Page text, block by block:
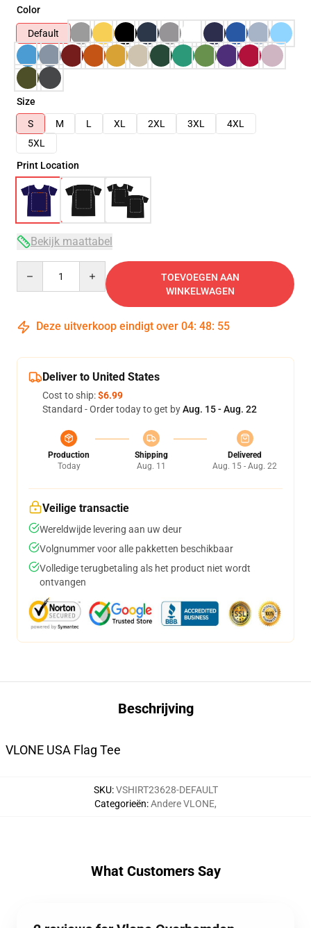
Color
Default
Size
S
M L XL 2XL 3XL
4XL
5XL
Print Location
Bekijk maattabel
TOEVOEGEN AAN
WINKELWAGEN
Deze uitverkoop eindigt over 04: 48: 54
Deliver to United States
Cost to ship:$6.99
Standard - Order today to get byAug. 15 - Aug. 22
Production
Today
Shipping
Aug. 11
Delivered
Aug. 15 - Aug. 22
Veilige transactie
Wereldwijde levering aan uw deur
Volgnummer voor alle pakketten beschikbaar
Volledige terugbetaling als het product niet wordt
ontvangen
Beschrijving
VLONE USA Flag Tee
SKU:VSHIRT23628-DEFAULT
Categorieën:Andere VLONE,
What Customers Say